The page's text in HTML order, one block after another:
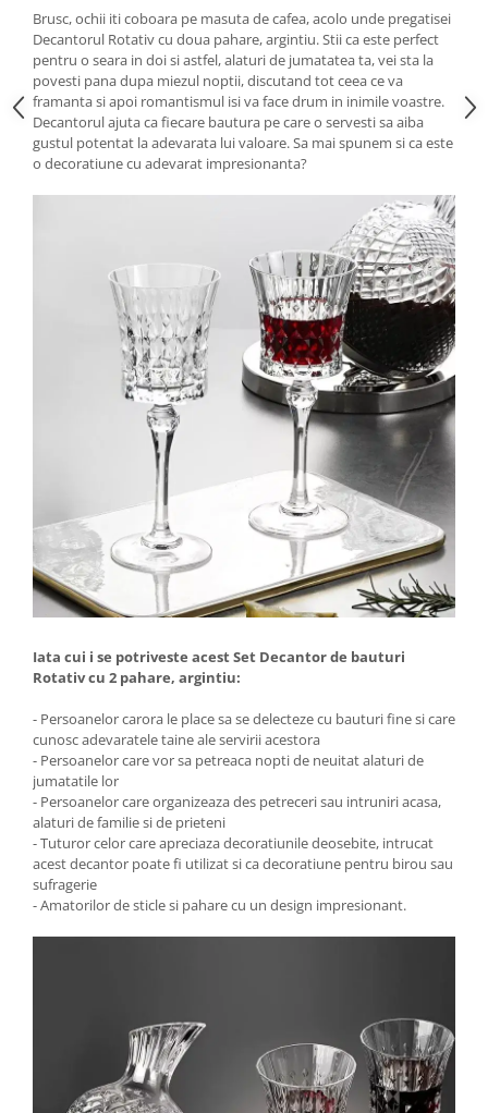
Brusc, ochii iti coboara pe masuta de cafea, acolo unde pregatisei
Decantorul Rotativ cu doua pahare, argintiu. Stii ca este perfect
pentru o seara in doi si astfel, alaturi de jumatatea ta, vei sta la
povesti pana dupa miezul noptii, discutand tot ceea ce va
framanta si apoi romantismul isi va face drum in inimile voastre.
Decantorul ajuta ca fiecare bautura pe care o servesti sa aiba
gustul potentat la adevarata lui valoare. Sa mai spunem si ca este
o decoratiune cu adevarat impresionanta?
Iata cui i se potriveste acest Set Decantor de bauturi
Rotativ cu 2 pahare, argintiu:
- Persoanelor carora le place sa se delecteze cu bauturi fine si care
cunosc adevaratele taine ale servirii acestora
- Persoanelor care vor sa petreaca nopti de neuitat alaturi de
jumatatile lor
- Persoanelor care organizeaza des petreceri sau intruniri acasa,
alaturi de familie si de prieteni
- Tuturor celor care apreciaza decoratiunile deosebite, intrucat
acest decantor poate fi utilizat si ca decoratiune pentru birou sau
sufragerie
- Amatorilor de sticle si pahare cu un design impresionant.